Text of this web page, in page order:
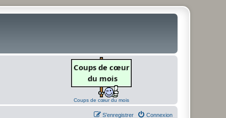
Coups de cœur du mois
Connexion
S’enregistrer